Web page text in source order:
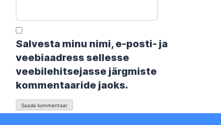
Salvesta minu nimi, e-posti- ja
veebiaadress sellesse
veebilehitsejasse järgmiste
kommentaaride jaoks.